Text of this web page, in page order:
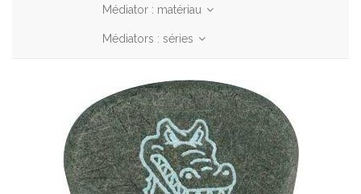
Médiator : matériau
Médiators : séries